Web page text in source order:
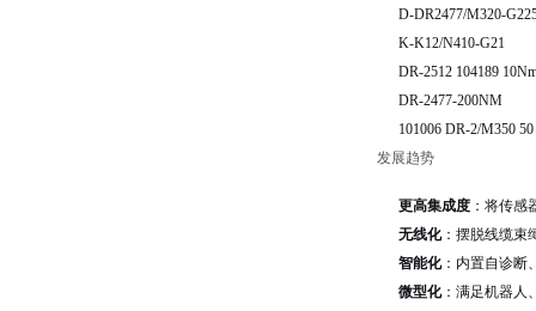
D-DR2477/M320-
K-K12/N410-G21
DR-2512 104189
DR-2477-200NM
101006 DR-2/M350
发展趋势
更高集成度 ：将传
无线化：摆脱线缆束
智能化：内置自诊断
微型化：满足机器人